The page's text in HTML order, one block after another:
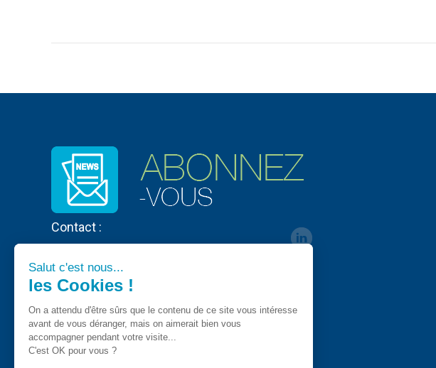
Contact :
Salut c'est nous...
les Cookies !
On a attendu d'être sûrs que le contenu de ce site vous intéresse
avant de vous déranger, mais on aimerait bien vous
accompagner pendant votre visite...
C'est OK pour vous ?